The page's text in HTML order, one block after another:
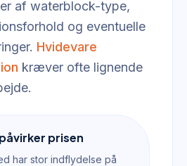
af waterblock-type,
og eventuelle
Hvidevare
kræver ofte lignende
prisen
har stor indflydelse på